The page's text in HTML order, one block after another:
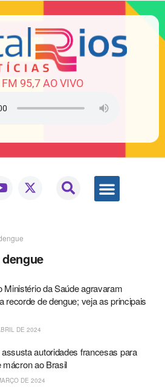
FM 95,7 AO VIVO
Ministério da Saúde agravaram
recorde de dengue; veja as principais
DE 2024
autoridades francesas para
mácron ao Brasil
DE 2024